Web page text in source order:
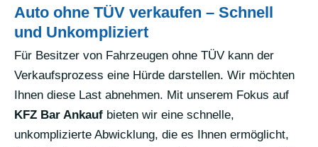
Auto ohne TÜV verkaufen – Schnell
und Unkompliziert
Für Besitzer von Fahrzeugen ohne TÜV kann der
Verkaufsprozess eine Hürde darstellen. Wir möchten
Ihnen diese Last abnehmen. Mit unserem Fokus auf
KFZ Bar Ankauf bieten wir eine schnelle,
unkomplizierte Abwicklung, die es Ihnen ermöglicht,